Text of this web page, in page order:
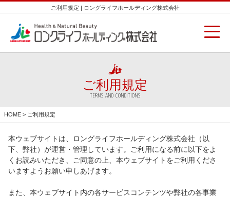
ご利用規定 | ロングライフホールディング株式会社
ご利用規定
TERMS AND CONDITIONS
HOME > ご利用規定
本ウェブサイトは、ロングライフホールディング株式会社（以
下、弊社）が運営・管理しています。ご利用になる前に以下をよ
くお読みいただき、ご同意の上、本ウェブサイトをご利用くださ
いますようお願い申しあげます。
また、本ウェブサイト内の各サービスコンテンツや弊社の各事業